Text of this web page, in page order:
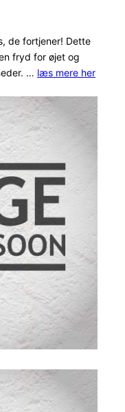
de fortjener! Dette
fryd for øjet og
… læs mere her